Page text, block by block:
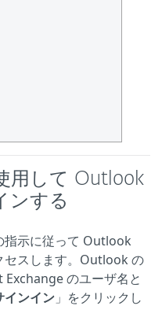
用して Outlook
ンする
指示に従って Outlook
セスします。Outlook の
のユーザ名と
インイン 」をクリックし